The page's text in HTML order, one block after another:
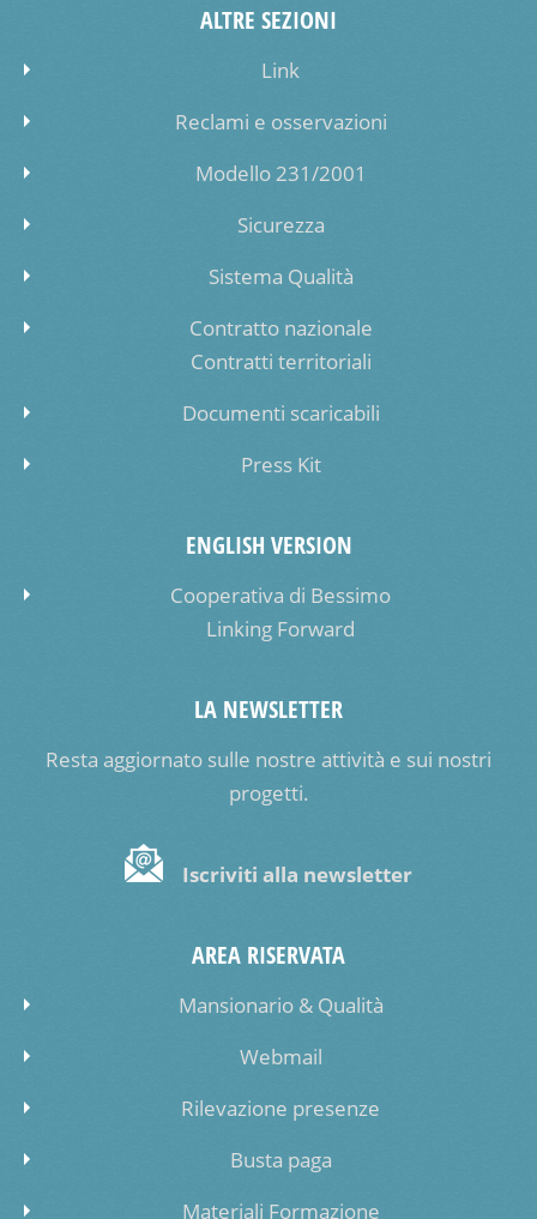
ALTRE SEZIONI
Link
Reclami e osservazioni
Modello 231/2001
Sicurezza
Sistema Qualità
Contratto nazionale
Contratti territoriali
Documenti scaricabili
Press Kit
ENGLISH VERSION
Cooperativa di Bessimo
Linking Forward
LA NEWSLETTER
Resta aggiornato sulle nostre attività e sui nostri
progetti.
Iscriviti alla newsletter
AREA RISERVATA
Mansionario & Qualità
Webmail
Rilevazione presenze
Busta paga
Materiali Formazione